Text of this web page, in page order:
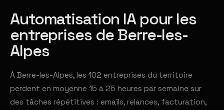
Automatisation IA pour les
entreprises de Berre-les-
Alpes
À Berre-les-Alpes, les 102 entreprises du territoire
perdent en moyenne 15 à 25 heures par semaine sur
des tâches répétitives : emails, relances, facturation,